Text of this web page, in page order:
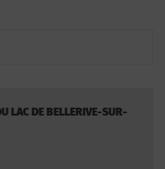
LAC DE BELLERIVE-SUR-